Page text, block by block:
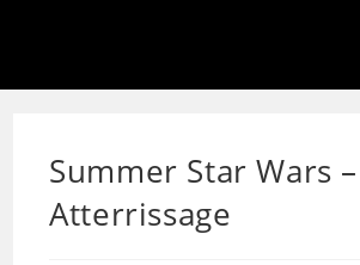
Summer Star Wars –
Atterrissage